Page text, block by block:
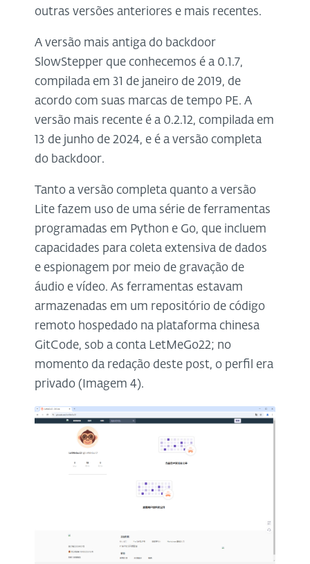
outras versões anteriores e mais recentes.
A versão mais antiga do backdoor
SlowStepper que conhecemos é a 0.1.7,
compilada em 31 de janeiro de 2019, de
acordo com suas marcas de tempo PE. A
versão mais recente é a 0.2.12, compilada em
13 de junho de 2024, e é a versão completa
do backdoor.
Tanto a versão completa quanto a versão
Lite fazem uso de uma série de ferramentas
programadas em Python e Go, que incluem
capacidades para coleta extensiva de dados
e espionagem por meio de gravação de
áudio e vídeo. As ferramentas estavam
armazenadas em um repositório de código
remoto hospedado na plataforma chinesa
GitCode, sob a conta LetMeGo22; no
momento da redação deste post, o perfil era
privado (Imagem 4).